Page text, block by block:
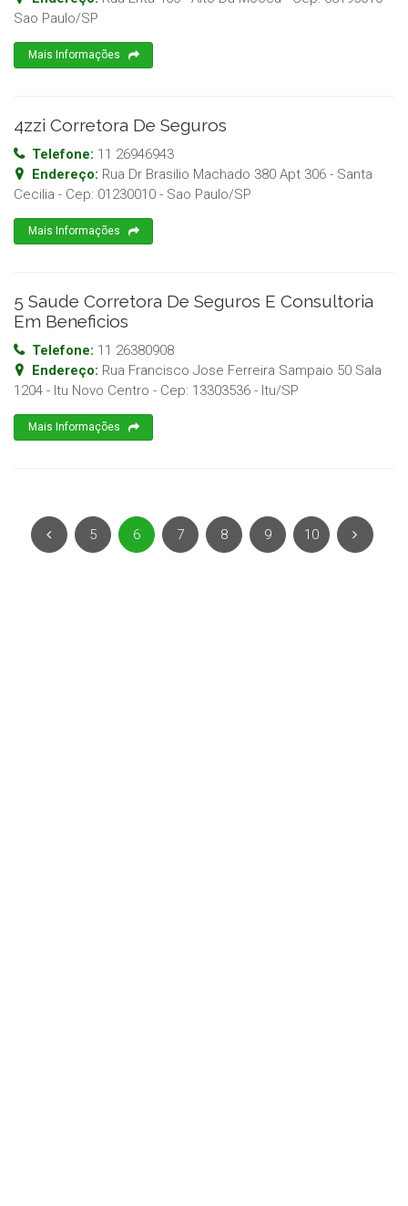
Sao Paulo/SP
Mais Informações
4zzi Corretora De Seguros
Telefone: 11 26946943
Endereço: Rua Dr Brasilio Machado 380 Apt 306 - Santa
Cecilia - Cep: 01230010 - Sao Paulo/SP
Mais Informações
5 Saude Corretora De Seguros E Consultoria
Em Beneficios
Telefone: 11 26380908
Endereço: Rua Francisco Jose Ferreira Sampaio 50 Sala
1204 - Itu Novo Centro - Cep: 13303536 - Itu/SP
Mais Informações
5 6 7 8 9 10